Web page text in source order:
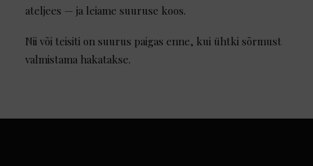
ateljees — ja leiame suuruse koos.
Nii või teisiti on suurus paigas enne, kui ühtki sõrmust
valmistama hakatakse.